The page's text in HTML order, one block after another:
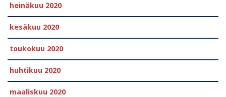
heinäkuu 2020
kesäkuu 2020
toukokuu 2020
huhtikuu 2020
maaliskuu 2020